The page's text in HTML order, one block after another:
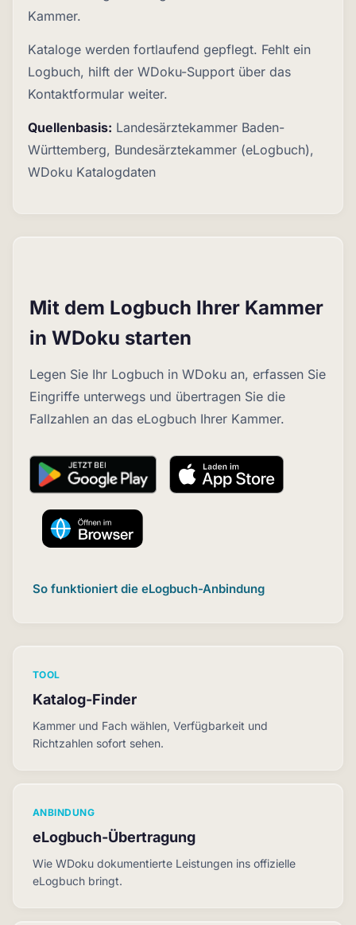
Kammer.
Kataloge werden fortlaufend gepflegt. Fehlt ein
Logbuch, hilft der WDoku-Support über das
Kontaktformular weiter.
Quellenbasis: Landesärztekammer Baden-
Württemberg, Bundesärztekammer (eLogbuch),
WDoku Katalogdaten
Mit dem Logbuch Ihrer Kammer
in WDoku starten
Legen Sie Ihr Logbuch in WDoku an, erfassen Sie
Eingriffe unterwegs und übertragen Sie die
Fallzahlen an das eLogbuch Ihrer Kammer.
So funktioniert die eLogbuch-Anbindung
TOOL
Katalog-Finder
Kammer und Fach wählen, Verfügbarkeit und
Richtzahlen sofort sehen.
ANBINDUNG
eLogbuch-Übertragung
Wie WDoku dokumentierte Leistungen ins offizielle
eLogbuch bringt.